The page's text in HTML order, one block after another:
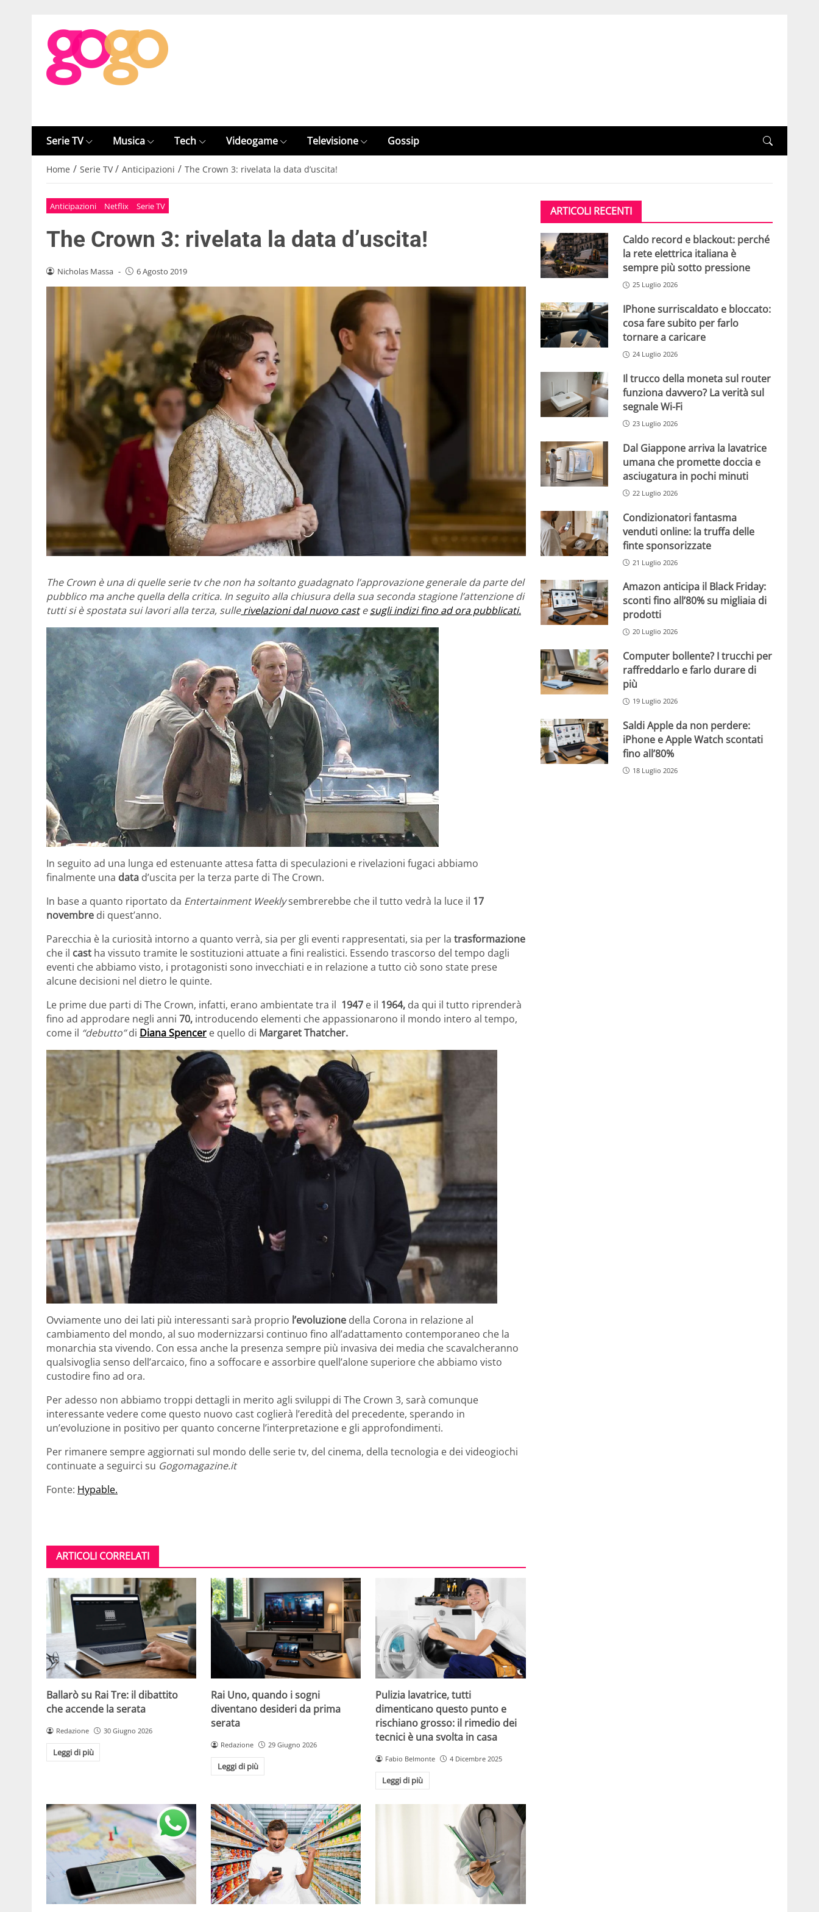
Serie TV Musica Tech Videogame Televisione Gossip
Home / Serie TV / Anticipazioni / The Crown 3: rivelata la data d’uscita!
Anticipazioni Netflix Serie TV
The Crown 3: rivelata la data d’uscita!
Nicholas Massa - 6 Agosto 2019
The Crown è una di quelle serie tv che non ha soltanto guadagnato l’approvazione generale da parte del
pubblico ma anche quella della critica. In seguito alla chiusura della sua seconda stagione l’attenzione di
tutti si è spostata sui lavori alla terza, sullerivelazioni dal nuovo castesugli indizi fino ad ora pubblicati.
In seguito ad una lunga ed estenuante attesa fatta di speculazioni e rivelazioni fugaci abbiamo
finalmente una data d’uscita per la terza parte di The Crown.
In base a quanto riportato da Entertainment Weeklysembrerebbe che il tutto vedrà la luce il 17
novembre di quest’anno.
Parecchia è la curiosità intorno a quanto verrà, sia per gli eventi rappresentati, sia per la trasformazione
che il cast ha vissuto tramite le sostituzioni attuate a fini realistici. Essendo trascorso del tempo dagli
eventi che abbiamo visto, i protagonisti sono invecchiati e in relazione a tutto ciò sono state prese
alcune decisioni nel dietro le quinte.
Le prime due parti di The Crown, infatti, erano ambientate tra il 1947 e il 1964, da qui il tutto riprenderà
fino ad approdare negli anni 70, introducendo elementi che appassionarono il mondo intero al tempo,
come il “debutto”di Diana Spencer e quello di Margaret Thatcher.
Ovviamente uno dei lati più interessanti sarà proprio l’evoluzione della Corona in relazione al
cambiamento del mondo, al suo modernizzarsi continuo fino all’adattamento contemporaneo che la
monarchia sta vivendo. Con essa anche la presenza sempre più invasiva dei media che scavalcheranno
qualsivoglia senso dell’arcaico, fino a soffocare e assorbire quell’alone superiore che abbiamo visto
custodire fino ad ora.
Per adesso non abbiamo troppi dettagli in merito agli sviluppi di The Crown 3, sarà comunque
interessante vedere come questo nuovo cast coglierà l’eredità del precedente, sperando in
un’evoluzione in positivo per quanto concerne l’interpretazione e gli approfondimenti.
Per rimanere sempre aggiornati sul mondo delle serie tv, del cinema, della tecnologia e dei videogiochi
continuate a seguirci su Gogomagazine.it
Fonte: Hypable.
ARTICOLI CORRELATI
Ballarò su Rai Tre: il dibattito
che accende la serata
Redazione 30 Giugno 2026
Leggi di più
Rai Uno, quando i sogni
diventano desideri da prima
serata
Redazione 29 Giugno 2026
Leggi di più
Pulizia lavatrice, tutti
dimenticano questo punto e
rischiano grosso: il rimedio dei
tecnici è una svolta in casa
Fabio Belmonte 4 Dicembre 2025
Leggi di più
ARTICOLI RECENTI
Caldo record e blackout: perché
la rete elettrica italiana è
sempre più sotto pressione
25 Luglio 2026
IPhone surriscaldato e bloccato:
cosa fare subito per farlo
tornare a caricare
24 Luglio 2026
Il trucco della moneta sul router
funziona davvero? La verità sul
segnale Wi-Fi
23 Luglio 2026
Dal Giappone arriva la lavatrice
umana che promette doccia e
asciugatura in pochi minuti
22 Luglio 2026
Condizionatori fantasma
venduti online: la truffa delle
finte sponsorizzate
21 Luglio 2026
Amazon anticipa il Black Friday:
sconti fino all’80% su migliaia di
prodotti
20 Luglio 2026
Computer bollente? I trucchi per
raffreddarlo e farlo durare di
più
19 Luglio 2026
Saldi Apple da non perdere:
iPhone e Apple Watch scontati
fino all’80%
18 Luglio 2026